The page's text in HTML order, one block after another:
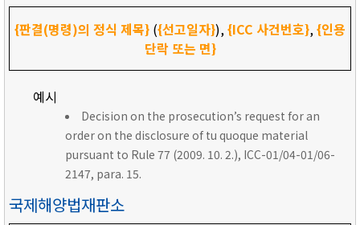
{판결(명령)의 정식 제목} ({선고일자}),{ICC 사건번호},{인용
단락 또는 면}
예시
Decision on the prosecution’s request for an
order on the disclosure of tu quoque material
pursuant to Rule 77 (2009. 10. 2.), ICC-01/04-01/06-
2147, para. 15.
국제해양법재판소